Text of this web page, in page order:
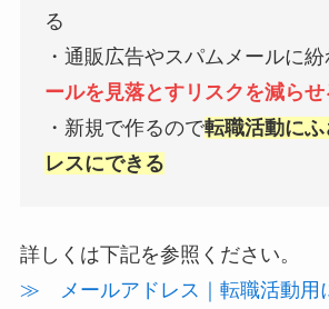
る
・通販広告やスパムメールに
ールを見落とすリスクを減らせ
・新規で作るので転職活動に
レスにできる
詳しくは下記を参照ください。
≫ メールアドレス｜転職活動用